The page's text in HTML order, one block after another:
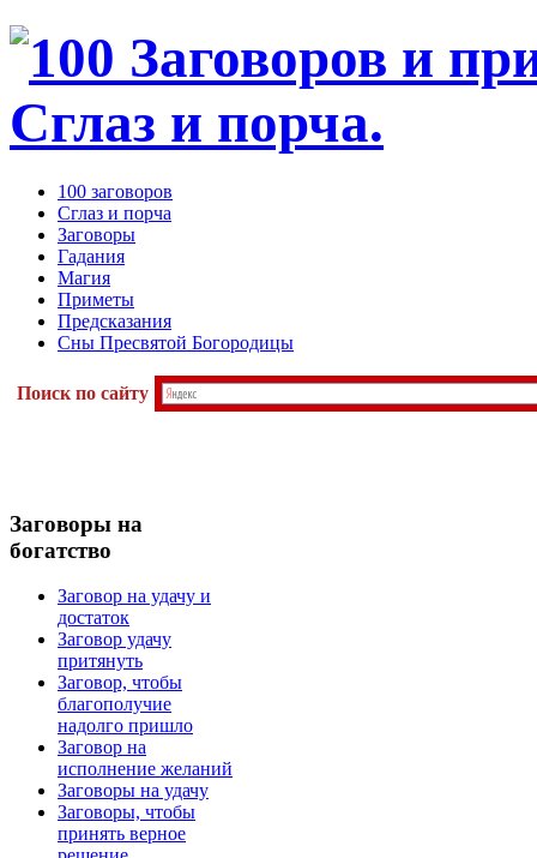
100 заговоров
Сглаз и порча
Заговоры
Гадания
Магия
Приметы
Предсказания
Сны Пресвятой Богородицы
Поиск по сайту
Заговоры на
богатство
Заговор на удачу и
достаток
Заговор удачу
притянуть
Заговор, чтобы
благополучие
надолго пришло
Заговор на
исполнение желаний
Заговоры на удачу
Заговоры, чтобы
принять верное